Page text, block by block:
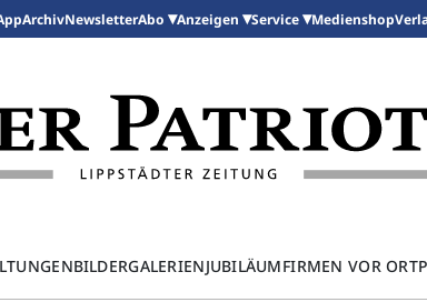
ArchivNewsletterAbo Anzeigen Service Medienshop
BILDERGALERIENJUBILÄUMFIRMEN VOR ORT